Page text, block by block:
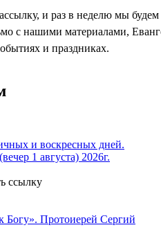
и раз в неделю мы будем
с нашими материалами,
и праздниках.
и воскресных дней.
1 августа) 2026г.
Протоиерей Сергий